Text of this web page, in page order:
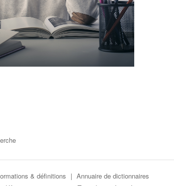
& définitions | Annuaire de dictionnaires